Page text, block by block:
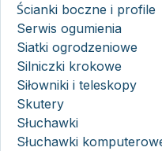
Ścianki boczne i profile
Serwis ogumienia
Siatki ogrodzeniowe
Silniczki krokowe
Siłowniki i teleskopy
Skutery
Słuchawki
Słuchawki